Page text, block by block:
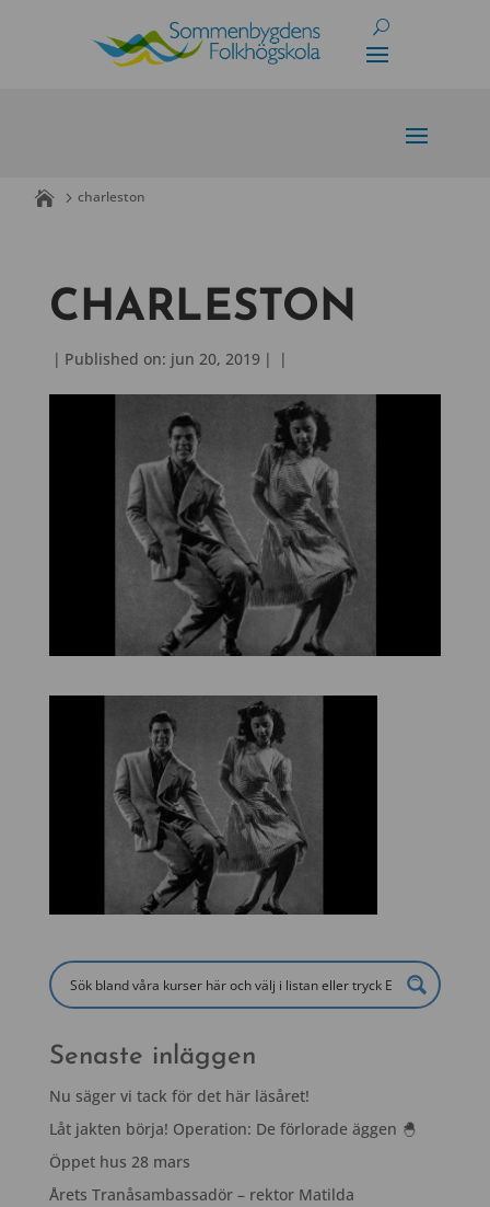
charleston
CHARLESTON
| Published on: jun 20, 2019 | |
Senaste inläggen
Nu säger vi tack för det här läsåret!
Låt jakten börja! Operation: De förlorade äggen 🐣
Öppet hus 28 mars
Årets Tranåsambassadör – rektor Matilda